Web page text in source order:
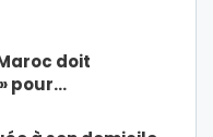
doit
pour…